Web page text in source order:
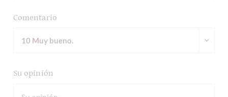
Comentario
Su opinión